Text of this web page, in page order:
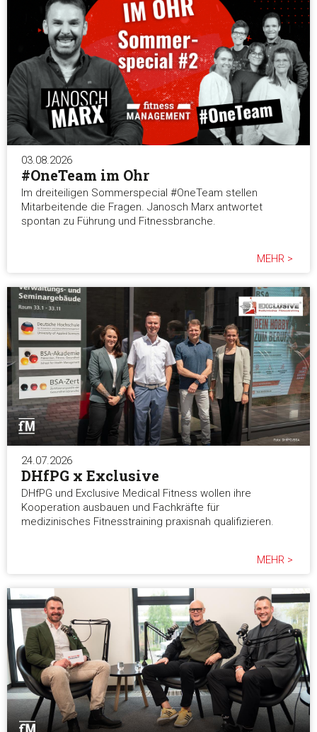
03.08.2026
#OneTeam im Ohr
Im dreiteiligen Sommerspecial #OneTeam stellen
Mitarbeitende die Fragen. Janosch Marx antwortet
spontan zu Führung und Fitnessbranche.
MEHR >
24.07.2026
DHfPG x Exclusive
DHfPG und Exclusive Medical Fitness wollen ihre
Kooperation ausbauen und Fachkräfte für
medizinisches Fitnesstraining praxisnah qualifizieren.
MEHR >